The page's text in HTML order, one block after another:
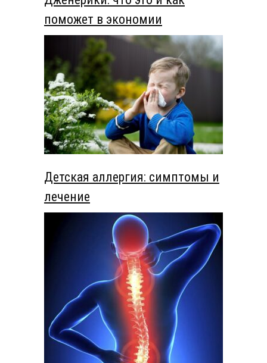
поможет в экономии
Детская аллергия: симптомы и
лечение